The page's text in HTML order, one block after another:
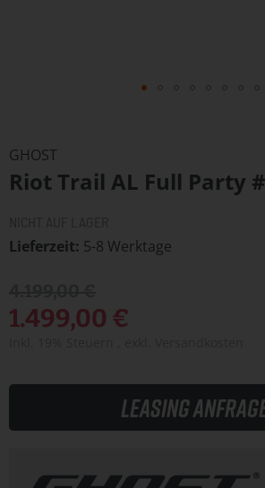
der
Bildergalerie
GHOST
Riot Trail AL Full Party
Lieferzeit 5-8 Werktage
1.499,00 €
Leasing